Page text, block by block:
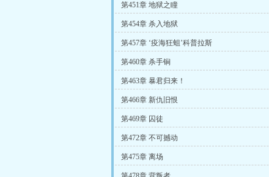
第451章 地狱之瞳
第454章 杀入地狱
第457章 ‘疫海狂蛆’科普拉斯
第460章 杀手锏
第463章 暴君归来！
第466章 新仇旧恨
第469章 囚徒
第472章 不可撼动
第475章 离场